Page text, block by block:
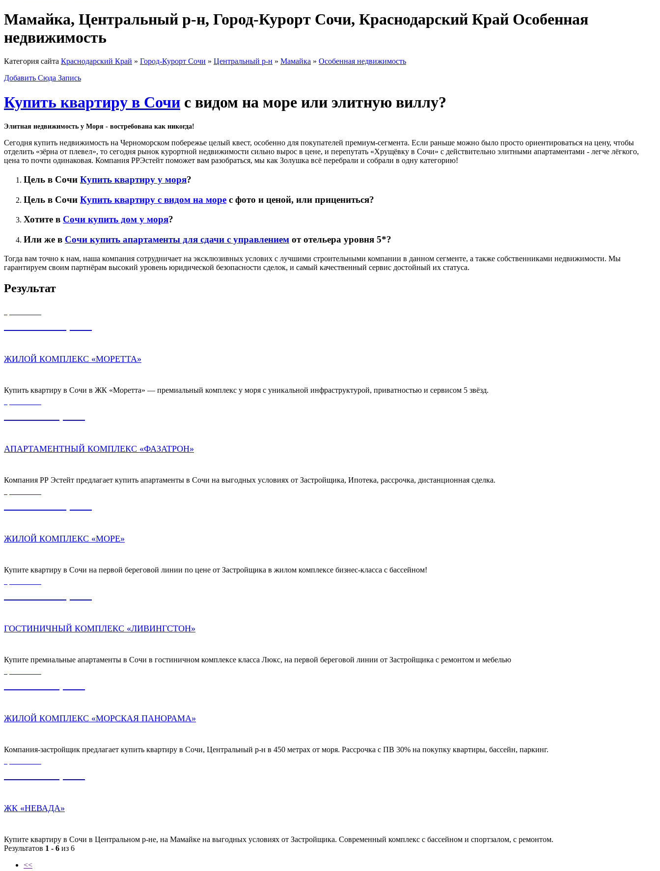
Мамайка, Центральный р-н, Город-Курорт Сочи, Краснодарский Край Особенная
недвижимость
Категория сайта Краснодарский Край » Город-Курорт Сочи » Центральный р-н » Мамайка » Особенная недвижимость
Добавить Сюда Запись
Купить квартиру в Сочи с видом на море или элитную виллу?
Элитная недвижимость у Моря - востребована как никогда!
Сегодня купить недвижимость на Черноморском побережье целый квест, особенно для покупателей премиум-сегмента. Если раньше можно было просто ориентироваться на цену, чтобы
отделить «зёрна от плевел», то сегодня рынок курортной недвижимости сильно вырос в цене, и перепутать «Хрущёвку в Сочи» с действительно элитными апартаментами - легче лёгкого,
цена то почти одинаковая. Компания РРЭстейт поможет вам разобраться, мы как Золушка всё перебрали и собрали в одну категорию!
Цель в Сочи Купить квартиру у моря?
Цель в Сочи Купить квартиру с видом на море с фото и ценой, или прицениться?
Хотите в Сочи купить дом у моря?
Или же в Сочи купить апартаменты для сдачи с управлением от отельера уровня 5*?
Тогда вам точно к нам, наша компания сотрудничает на эксклюзивных услових с лучшими строительными компании в данном сегменте, а также собственниками недвижимости. Мы
гарантируем своим партнёрам высокий уровень юридической безопасности сделок, и самый качественный сервис достойный их статуса.
Результат
ЖИЛОЙ КОМПЛЕКС «МОРЕТТА»
Купить квартиру в Сочи в ЖК «Моретта» — премиальный комплекс у моря с уникальной инфраструктурой, приватностью и сервисом 5 звёзд.
АПАРТАМЕНТНЫЙ КОМПЛЕКС «ФАЗАТРОН»
Компания РР Эстейт предлагает купить апартаменты в Сочи на выгодных условиях от Застройщика, Ипотека, рассрочка, дистанционная сделка.
ЖИЛОЙ КОМПЛЕКС «МОРЕ»
Купите квартиру в Сочи на первой береговой линии по цене от Застройщика в жилом комплексе бизнес-класса с бассейном!
ГОСТИНИЧНЫЙ КОМПЛЕКС «ЛИВИНГСТОН»
Купите премиальные апартаменты в Сочи в гостиничном комплексе класса Люкс, на первой береговой линии от Застройщика с ремонтом и мебелью
ЖИЛОЙ КОМПЛЕКС «МОРСКАЯ ПАНОРАМА»
Компания-застройщик предлагает купить квартиру в Сочи, Центральный р-н в 450 метрах от моря. Рассрочка с ПВ 30% на покупку квартиры, бассейн, паркинг.
ЖК «НЕВАДА»
Купите квартиру в Сочи в Центральном р-не, на Мамайке на выгодных условиях от Застройщика. Современный комплекс с бассейном и спортзалом, с ремонтом.
Результатов 1 - 6 из 6
<<